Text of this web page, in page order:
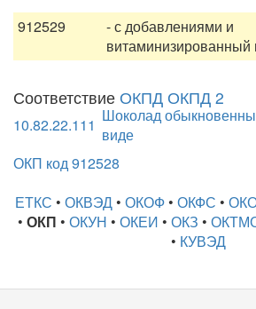
912529
- с добавлениями и
витаминизированный
Соответствие ОКПД ОКПД 2
10.82.22.111 Шоколад
виде
ОКП код 912528
ЕТКС • ОКВЭД • ОКОФ • ОКФС •
• ОКП • ОКУН • ОКЕИ • ОКЗ •
• КУВЭД